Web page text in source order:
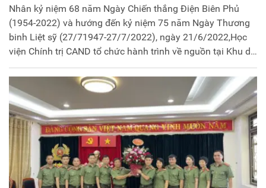
Nhân kỷ niệm 68 năm Ngày Chiến thắng Điện Biên Phủ
(1954-2022) và hướng đến kỷ niệm 75 năm Ngày Thương
binh Liệt sỹ (27/71947-27/7/2022), ngày 21/6/2022,Học
viện Chính trị CAND tổ chức hành trình về nguồn tại Khu di
tích lịch sử Điện Biên Phủ, đồng chí Thiếu tướng PGS, TS
Phan Xuân Tuy, Bí thư Đảng uỷ, Giám đốc Học viện làm
Trưởng đoàn. Tham gia đoàn có đại diện lãnh đạo một số
đơn vị, tổ chức quần chúng thuộc Học viện. Cùng đi với
đoàn có đại diện lãnh đạo, cán bộ Phòng PV01, PX03 Công
an tỉnh Điện Biên.